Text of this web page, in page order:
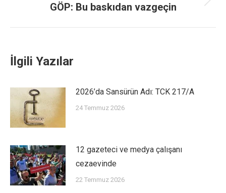
GÖP: Bu baskıdan vazgeçin
İlgili Yazılar
2026’da Sansürün Adı: TCK 217/A
24 Temmuz 2026
12 gazeteci ve medya çalışanı
cezaevinde
22 Temmuz 2026